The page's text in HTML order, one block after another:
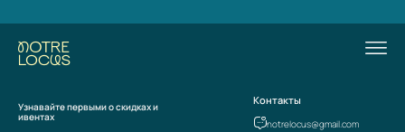
Узнавайте первыми о скидках и
ивентах
Контакты
notrelocus@gmail.com